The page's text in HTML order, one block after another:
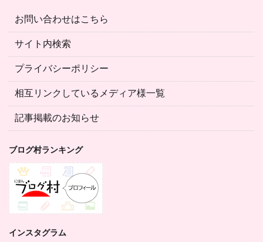
お問い合わせはこちら
サイト内検索
プライバシーポリシー
相互リンクしているメディア様一覧
記事掲載のお知らせ
ブログ村ランキング
インスタグラム